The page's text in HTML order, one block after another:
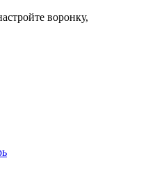
воронку,